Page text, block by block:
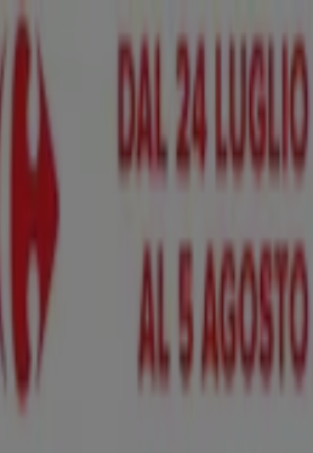
Discount Elettronica NovitàCura
Salute e
Animali Sport e Moda
Banche e
Servizi